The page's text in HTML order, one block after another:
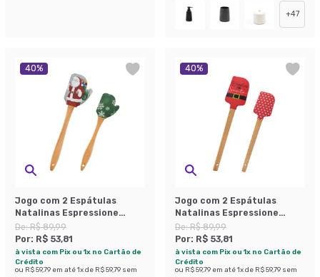
+47
40%
Jogo com 2 Espátulas
Natalinas Espressione
Natural e Verde
De:R$ 89,99
Por: R$ 53,81
à vista com Pix ou 1x no Cartão de
Crédito
ou R$ 59,79 em até1x de R$ 59,79 sem
40%
Jogo com 2 Espátulas
Natalinas Espressione
Natural e Vermelho
De:R$ 89,99
Por: R$ 53,81
à vista com Pix ou 1x no Cartão de
Crédito
ou R$ 59,79 em até1x de R$ 59,79 sem